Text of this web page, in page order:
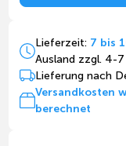
Lieferzeit: 7 bis
Ausland zzgl. 4-7
Lieferung nach
Versandkosten
berechnet